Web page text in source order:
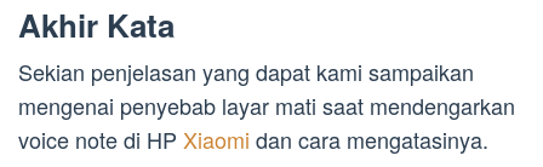
Akhir Kata
Sekian penjelasan yang dapat kami sampaikan
mengenai penyebab layar mati saat mendengarkan
voice note di HP Xiaomi dan cara mengatasinya.